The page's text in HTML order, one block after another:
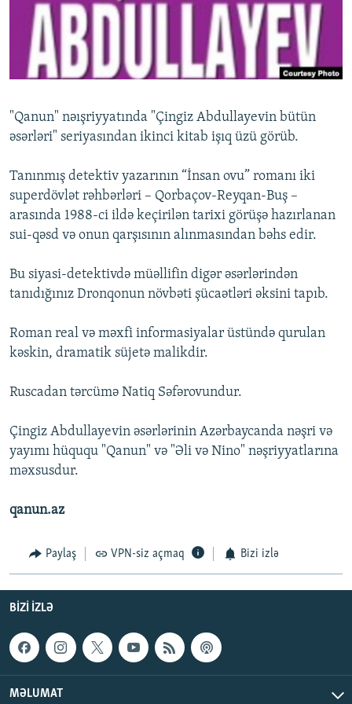
İNFOQRAFIKA
KARIKATURA
AZƏRBAYCAN ƏDƏBIYYATI KITABXANASI
İSLAM VƏ DEMOKRATIYA
İZ - MƏDƏNIYYƏT PROQRAMI
MISSIYAMIZ
PEŞƏ ETIKASI VƏ JURNALISTIKA STANDARTLARIMIZ
MATERIALLARIMIZDAN ISTIFADƏ
BIZIMLƏ ƏLAQƏ
BIZI IZLƏ
"Qanun" nəışriyyatında "Çingiz Abdullayevin bütün
əsərləri" seriyasından ikinci kitab işıq üzü görüb.
Tanınmış detektiv yazarının “İnsan ovu” romanı iki
super­dövlət rəhbərləri – Qorbaçov-Reyqan-Buş –
arasında 1988-ci ildə keçirilən tarixi görüşə hazırlanan
sui-qəsd və onun qarşısının alınmasından bəhs edir.
Bu siyasi-detektivdə müəllifin digər əsərlərindən
tanıdığınız Dronqonun növbəti şücaətləri əksini tapıb.
Roman real və məxfi informasiyalar üstündə qu­rulan
kəskin, dramatik süjetə malikdir.
Ruscadan tərcümə Natiq Səfərovundur.
Çingiz Abdullayevin əsərlərinin Azərbaycanda nəşri və
yayımı hüququ "Qanun" və "Əli və Nino" nəşriyyatlarına
məxsusdur.
qanun.az
Paylaş VPN-siz açmaq Bizi izlə
BIZI IZLƏ
MƏLUMAT